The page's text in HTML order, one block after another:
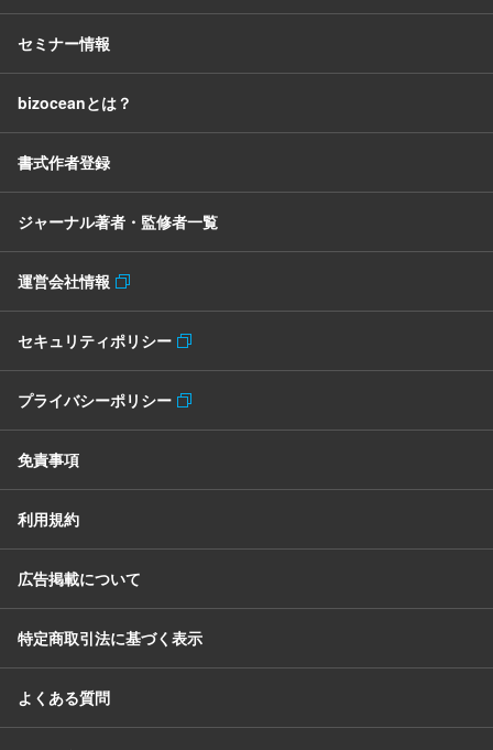
セミナー情報
bizoceanとは？
書式作者登録
ジャーナル著者・監修者一覧
運営会社情報
セキュリティポリシー
プライバシーポリシー
免責事項
利用規約
広告掲載について
特定商取引法に基づく表示
よくある質問